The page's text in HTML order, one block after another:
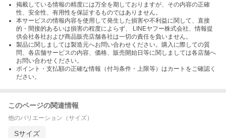
掲載している情報の精度には万全を期しておりますが、その内容の正確
性、安全性、有用性を保証するものではありません。
本サービスの情報内容を使用して発生した損害や不利益に関して、直接
的・間接的あるいは損害の程度によらず、 LINEヤフー株式会社、情報提
供会社各社および商品販売店舗各社は一切の責任を負いません。
製品に関しましては製造元へお問い合わせください。購入に際しての質
問、各店舗サービスの内容、価格、販売開始日等に関しましては各店舗へ
お問い合わせください。
ポイント・支払額の正確な情報（付与条件・上限等）はカートをご確認く
ださい。
このページの関連情報
他のバリエーション（サイズ）
Sサイズ